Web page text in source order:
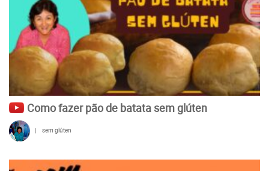
Como fazer pão de batata sem glúten
| sem glúten